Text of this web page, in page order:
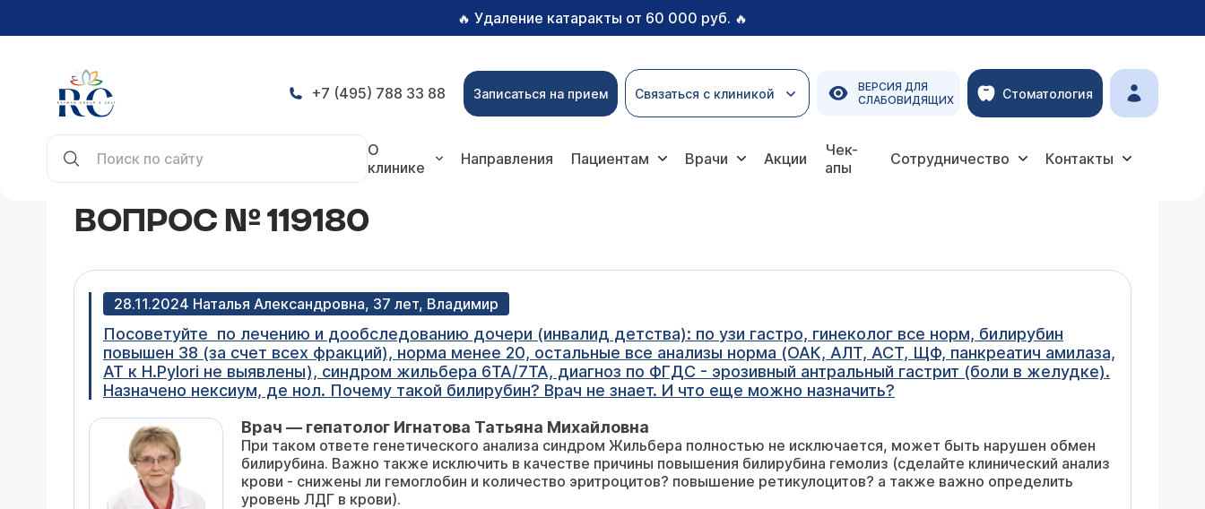
🔥 Удаление катаракты от 60 000 руб. 🔥
+7 (495) 788 33 88 Записаться на прием Связаться с клиникой
ВЕРСИЯ ДЛЯ
СЛАБОВИДЯЩИХ
Стоматология
О
клинике
Направления Пациентам Врачи Акции
Чек-
апы
Сотрудничество Контакты
ВОПРОС № 119180
28.11.2024 Наталья Александровна, 37 лет, Владимир
Посоветуйте по лечению и дообследованию дочери (инвалид детства): по узи гастро, гинеколог все норм, билирубин
повышен 38 (за счет всех фракций), норма менее 20, остальные все анализы норма (ОАК, АЛТ, АСТ, ЩФ, панкреатич амилаза,
АТ к H.Pylori не выявлены), синдром жильбера 6ТА/7ТА, диагноз по ФГДС - эрозивный антральный гастрит (боли в желудке).
Назначено нексиум, де нол. Почему такой билирубин? Врач не знает. И что еще можно назначить?
Врач — гепатолог Игнатова Татьяна Михайловна
При таком ответе генетического анализа синдром Жильбера полностью не исключается, может быть нарушен обмен
билирубина. Важно также исключить в качестве причины повышения билирубина гемолиз (сделайте клинический анализ
крови - снижены ли гемоглобин и количество эритроцитов? повышение ретикулоцитов? а также важно определить
уровень ЛДГ в крови).